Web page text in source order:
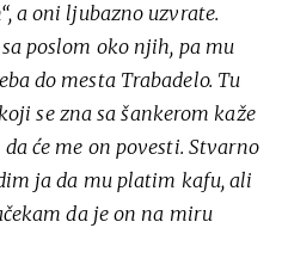
a oni ljubazno uzvrate.
poslom oko njih, pa mu
do mesta Trabadelo. Tu
se zna sa šankerom kaže
će me on povesti. Stvarno
ja da mu platim kafu, ali
da je on na miru